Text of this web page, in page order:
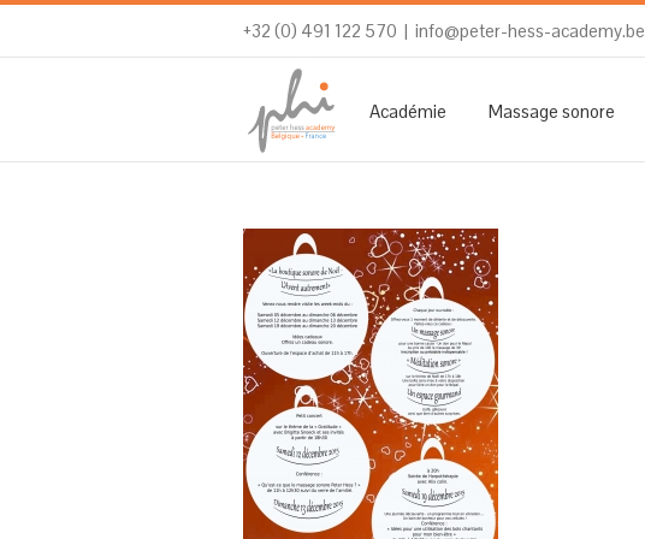
+32 (0) 491 122 570 | info@peter-hess-academy.be
Académie Massage sonore